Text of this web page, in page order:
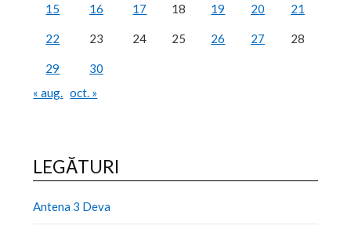
15 16 17 18 19 20 21
22 23 24 25 26 27 28
29
30
« aug. oct. »
LEGĂTURI
Antena 3 Deva